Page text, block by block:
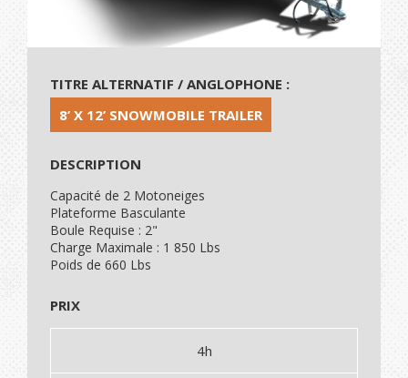
TITRE ALTERNATIF / ANGLOPHONE :
8’ X 12’ SNOWMOBILE TRAILER
DESCRIPTION
Capacité de 2 Motoneiges
Plateforme Basculante
Boule Requise : 2"
Charge Maximale : 1 850 Lbs
Poids de 660 Lbs
PRIX
4h